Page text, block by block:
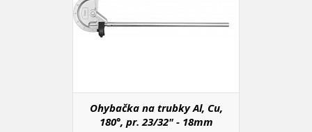
Ohybačka na trubky Al, Cu,
180°, pr. 23/32" - 18mm